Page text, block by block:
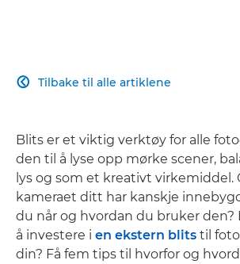
Tilbake til alle artiklene

Blits er et viktig verktøy for alle
den til å lyse opp mørke scener,
lys og som et kreativt virkemiddel.
kameraet ditt har kanskje
du når og hvordan du bruker den?
å investere i en ekstern blits til
din? Få fem tips til hvorfor og